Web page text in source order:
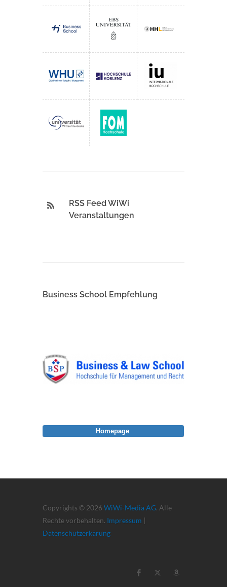
RSS Feed WiWi
Veranstaltungen
Business School Empfehlung
Copyrights © 2026 WiWi-Media AG. Alle
Rechte vorbehalten. Impressum |
Datenschutzerkärung
Homepage